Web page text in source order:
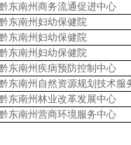
东南州商务流通促进中心
东南州妇幼保健院
东南州妇幼保健院
东南州妇幼保健院
东南州疾病预防控制中心
东南州自然资源规划技术服
东南州林业改革发展中心
东南州营商环境服务中心